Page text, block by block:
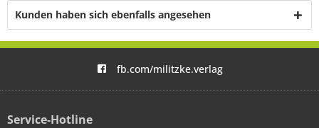
Kunden haben sich ebenfalls angesehen
fb.com/militzke.verlag
Service-Hotline